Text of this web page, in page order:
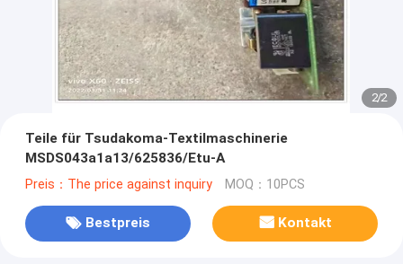
2/2
Teile für Tsudakoma-Textilmaschinerie
MSDS043a1a13/625836/Etu-A
Preis：The price against inquiry MOQ：10PCS
Bestpreis Kontakt